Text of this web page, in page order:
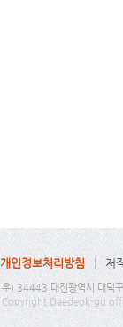
개인정보처리방침 저
우) 34443 대전광역시 대
Copyright Daedeok-gu